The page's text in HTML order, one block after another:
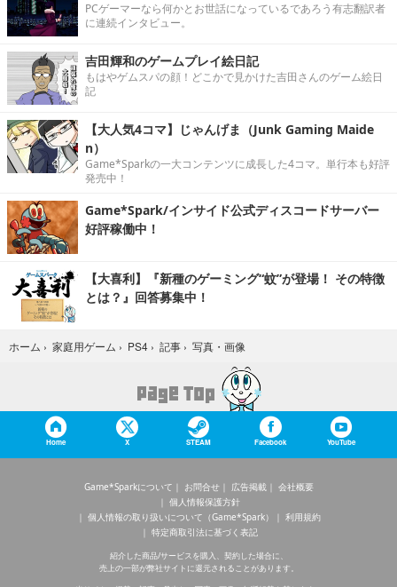
PCゲーマーなら何かとお世話になっているであろう有志翻訳者
に連続インタビュー。
吉田輝和のゲームプレイ絵日記
もはやゲムスパの顔！どこかで見かけた吉田さんのゲーム絵日
記
【大人気4コマ】じゃんげま（Junk Gaming Maide
n）
Game*Sparkの一大コンテンツに成長した4コマ。単行本も好評
発売中！
Game*Spark/インサイド公式ディスコードサーバー
好評稼働中！
【大喜利】『新種のゲーミング“蚊”が登場！ その特徴
とは？』回答募集中！
ホーム › 家庭用ゲーム › PS4 › 記事 › 写真・画像
Home X STEAM Facebook YouTube
Game*Sparkについて お問合せ 広告掲載
会社概要
個人情報保護方針
個人情報の取り扱いについて（Game*Spark）
利用規約
特定商取引法に基づく表記
紹介した商品/サービスを購入、契約した場合に、
売上の一部が弊社サイトに還元されることがあります。